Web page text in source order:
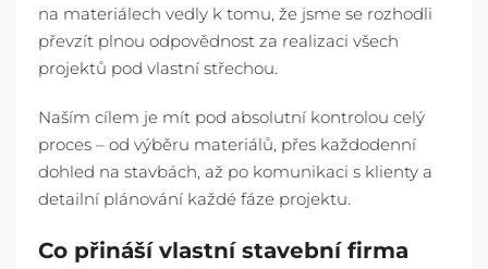
na materiálech vedly k tomu, že jsme se rozhodli
převzít plnou odpovědnost za realizaci všech
projektů pod vlastní střechou.
Naším cílem je mít pod absolutní kontrolou celý
proces – od výběru materiálů, přes každodenní
dohled na stavbách, až po komunikaci s klienty a
detailní plánování každé fáze projektu.
Co přináší vlastní stavební firma